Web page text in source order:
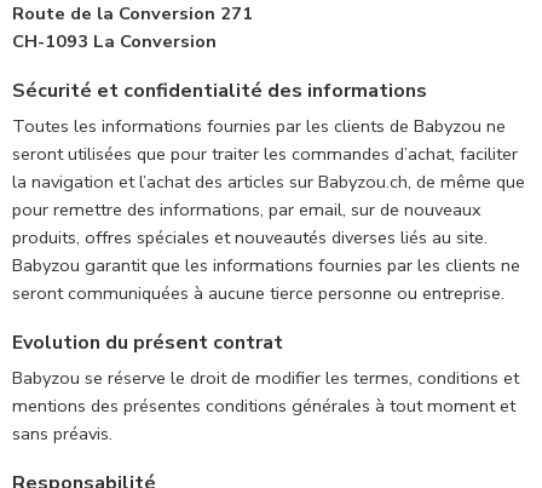
Route de la Conversion 271
CH-1093 La Conversion
Sécurité et confidentialité des informations
Toutes les informations fournies par les clients de Babyzou ne
seront utilisées que pour traiter les commandes d’achat, faciliter
la navigation et l’achat des articles sur Babyzou.ch, de même que
pour remettre des informations, par email, sur de nouveaux
produits, offres spéciales et nouveautés diverses liés au site.
Babyzou garantit que les informations fournies par les clients ne
seront communiquées à aucune tierce personne ou entreprise.
Evolution du présent contrat
Babyzou se réserve le droit de modifier les termes, conditions et
mentions des présentes conditions générales à tout moment et
sans préavis.